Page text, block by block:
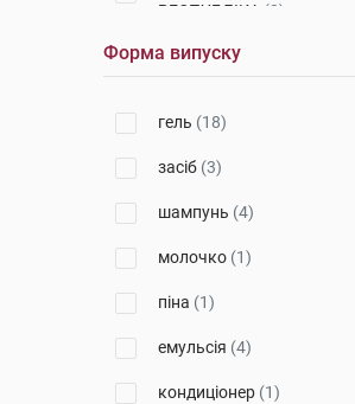
РЕСПУБЛІКА (2)
Ля Рош-Позе
Форма випуску
гель (18)
засіб (3)
шампунь (4)
молочко (1)
піна (1)
емульсія (4)
кондиціонер (1)